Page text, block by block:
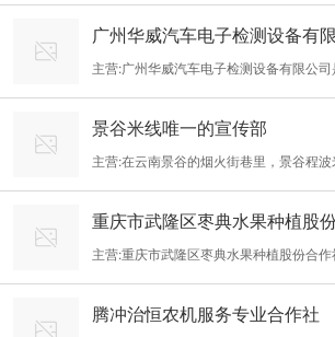
司将持续提升产品与服务质量，增强自身
伙伴共创美好丰收的明天！
位于北京市大兴区天华街9号院11号楼18
伟。作为一家专注于工业品全产业链服务
致力于打造集施工、销售、服务于一体的
完善的供应链体系，我们为客户提供一站
持续提升智能化供应链效率，确保为客户
广州华威汽车电子检测设备有
主营:广州华威汽车电子检测设备有限公司
设计、生产、维修、销售和系统集成为一
求发展，不断为用户提供满意的高科技产
求。公司在充分引进和吸收国外先进技术
亚、新加坡、罗马尼亚等国家和地区。
景谷米线唯一的宣传部
主营:在云南景谷的烟火街巷里，景谷程波
年4月28日扎根威远镇大寨社，在法定代
碗碗承载着地方特色的米线、米干，成为
号。十余年间，这家从街边小摊成长起来
重庆市武隆区枣典水果种植股
主营:重庆市武隆区枣典水果种植股份合
事地标农产品_武隆猪腰枣的选育,规模化,
并建立了“精臻”牌武隆猪腰枣企业质量标
腾冲治恒农机服务专业合作社